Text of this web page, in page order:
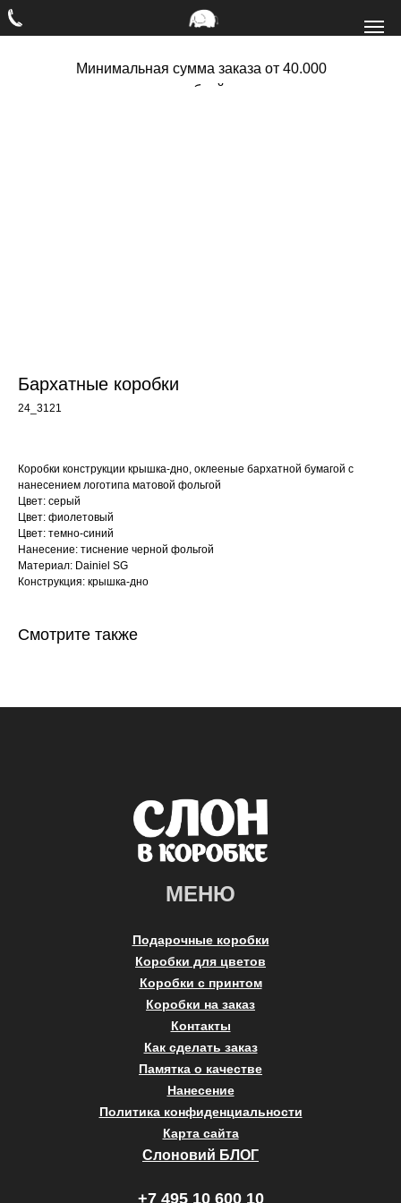
Минимальная сумма заказа от 40.000
рублей
Бархатные коробки
24_3121
Коробки конструкции крышка-дно, оклееные бархатной бумагой с
нанесением логотипа матовой фольгой
Цвет: серый
Цвет: фиолетовый
Цвет: темно-синий
Нанесение: тиснение черной фольгой
Материал: Dainiel SG
Конструкция: крышка-дно
Смотрите также
МЕНЮ
Подарочные коробки
Коробки для цветов
Коробки с принтом
Коробки на заказ
Контакты
Как сделать заказ
Памятка о качестве
Нанесение
Политика конфиденциальности
Карта сайта
Слоновий БЛОГ
+7 495 10 600 10